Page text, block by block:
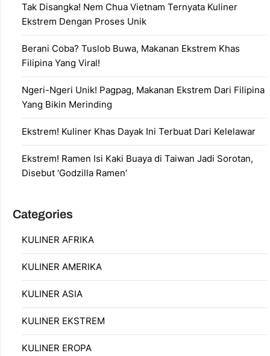
Tak Disangka! Nem Chua Vietnam Ternyata Kuliner
Ekstrem Dengan Proses Unik
Berani Coba? Tuslob Buwa, Makanan Ekstrem Khas
Filipina Yang Viral!
Ngeri-Ngeri Unik! Pagpag, Makanan Ekstrem Dari Filipina
Yang Bikin Merinding
Ekstrem! Kuliner Khas Dayak Ini Terbuat Dari Kelelawar
Ekstrem! Ramen Isi Kaki Buaya di Taiwan Jadi Sorotan,
Disebut ‘Godzilla Ramen’
Categories
KULINER AFRIKA
KULINER AMERIKA
KULINER ASIA
KULINER EKSTREM
KULINER EROPA